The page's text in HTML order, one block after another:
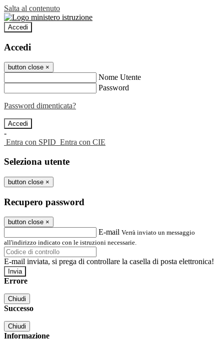
Salta al contenuto
Accedi
Accedi
button close ×
Nome Utente
Password
Password dimenticata?
-
Entra con SPID Entra con CIE
Seleziona utente
button close ×
Recupero password
button close ×
E-mail Verrà inviato un messaggio
all'indirizzo indicato con le istruzioni necessarie.
E-mail inviata, si prega di controllare la casella di posta elettronica!
Errore
Chiudi
Successo
Chiudi
Informazione